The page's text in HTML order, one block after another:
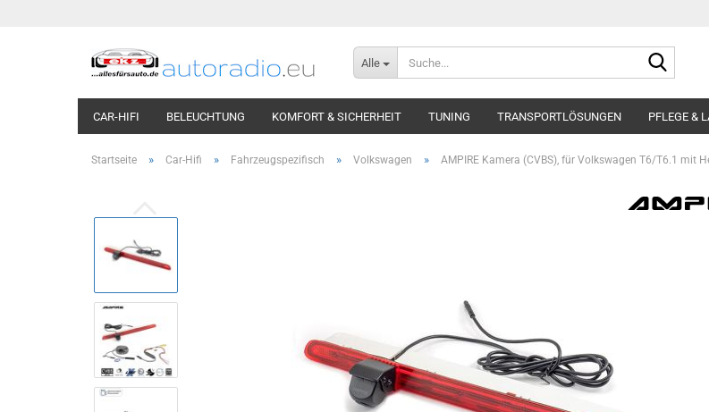
Alle
CAR-HIFI BELEUCHTUNG KOMFORT & SICHERHEIT TUNING TRANSPORTLÖSUNGEN PFLEGE &
Startseite » Car-Hifi » Fahrzeugspezifisch » Volkswagen » AMPIRE Kamera (CVBS), für Volkswagen T6/T6.1 mit